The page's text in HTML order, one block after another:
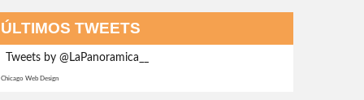
ÚLTIMOS TWEETS
Tweets by @LaPanoramica__
Chicago Web Design